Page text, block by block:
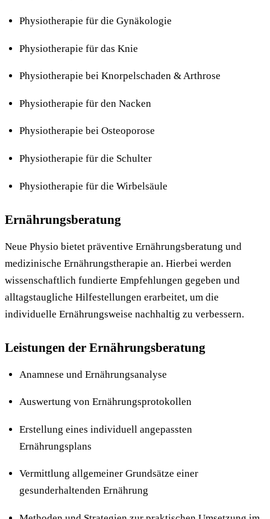
Physiotherapie für die Gynäkologie
Physiotherapie für das Knie
Physiotherapie bei Knorpelschaden & Arthrose
Physiotherapie für den Nacken
Physiotherapie bei Osteoporose
Physiotherapie für die Schulter
Physiotherapie für die Wirbelsäule
Ernährungsberatung
Neue Physio bietet präventive Ernährungsberatung und
medizinische Ernährungstherapie an. Hierbei werden
wissenschaftlich fundierte Empfehlungen gegeben und
alltagstaugliche Hilfestellungen erarbeitet, um die
individuelle Ernährungsweise nachhaltig zu verbessern.
Leistungen der Ernährungsberatung
Anamnese und Ernährungsanalyse
Auswertung von Ernährungsprotokollen
Erstellung eines individuell angepassten
Ernährungsplans
Vermittlung allgemeiner Grundsätze einer
gesunderhaltenden Ernährung